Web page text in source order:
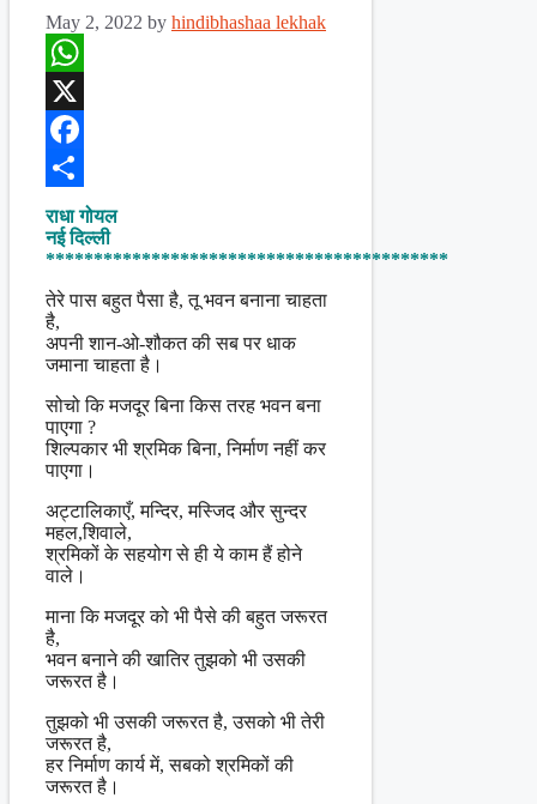
May 2, 2022 by hindibhashaa lekhak
WhatsApp
X
Facebook
Share
राधा गोयल
नई दिल्ली
******************************************
तेरे पास बहुत पैसा है, तू भवन बनाना चाहता
है,
अपनी शान-ओ-शौकत की सब पर धाक
जमाना चाहता है।
सोचो कि मजदूर बिना किस तरह भवन बना
पाएगा ?
शिल्पकार भी श्रमिक बिना, निर्माण नहीं कर
पाएगा।
अट्टालिकाएँ, मन्दिर, मस्जिद और सुन्दर
महल,शिवाले,
श्रमिकों के सहयोग से ही ये काम हैं होने
वाले।
माना कि मजदूर को भी पैसे की बहुत जरूरत
है,
भवन बनाने की खातिर तुझको भी उसकी
जरूरत है।
तुझको भी उसकी जरूरत है, उसको भी तेरी
जरूरत है,
हर निर्माण कार्य में, सबको श्रमिकों की
जरूरत है।